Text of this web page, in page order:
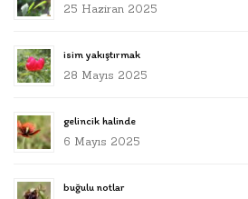
25 Haziran 2025
isim yakıştırmak
28 Mayıs 2025
gelincik halinde
6 Mayıs 2025
buğulu notlar